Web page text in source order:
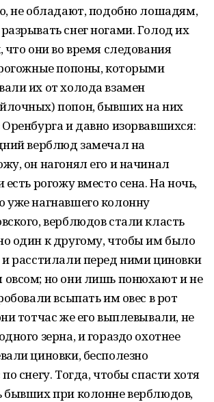
не обладают, подобно лошадям,
снег ногами. Голод их
что они во время следования
попоны, которыми
их от холода взамен
попон, бывших на них
и давно изорвавшихся:
верблюд замечал на
он нагонял его и начинал
есть рогожу вместо сена. На ночь,
уже нагнавшего колонну
верблюдов стали класть
один к другому, чтобы им было
расстилали перед ними циновки
но они лишь понюхают и не
всыпать им овес в рот
тотчас же его выплевывали, не
зерна, и гораздо охотнее
циновки, бесполезно
снегу. Тогда, чтобы спасти хотя
бывших при колонне верблюдов,